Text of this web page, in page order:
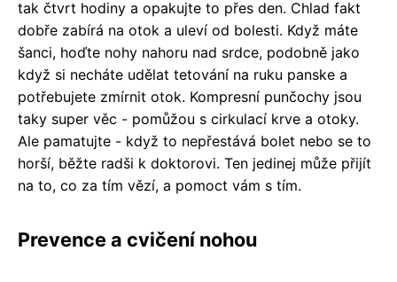
tak čtvrt hodiny a opakujte to přes den. Chlad fakt
dobře zabírá na otok a uleví od bolesti. Když máte
šanci, hoďte nohy nahoru nad srdce, podobně jako
když si necháte udělat tetování na ruku panske a
potřebujete zmírnit otok. Kompresní punčochy jsou
taky super věc - pomůžou s cirkulací krve a otoky.
Ale pamatujte - když to nepřestává bolet nebo se to
horší, běžte radši k doktorovi. Ten jedinej může přijít
na to, co za tím vězí, a pomoct vám s tím.
Prevence a cvičení nohou